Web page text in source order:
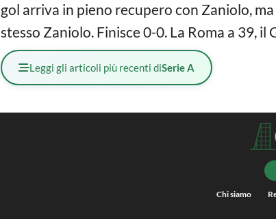
gol arriva in pieno recupero con Zaniolo,
stesso Zaniolo. Finisce 0-0. La Roma a 39, il
Leggi gli articoli più recenti diSerie A
Chi siamo